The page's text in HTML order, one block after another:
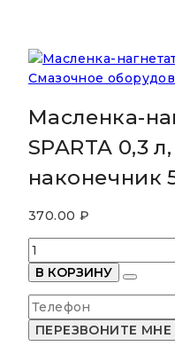
Смазочное
Масленка-
SPARTA 0,3
наконечник
370.00 ₽
Количество
товара
Масленка-
нагнетатель
SPARTA
0,3
В КОРЗИНУ